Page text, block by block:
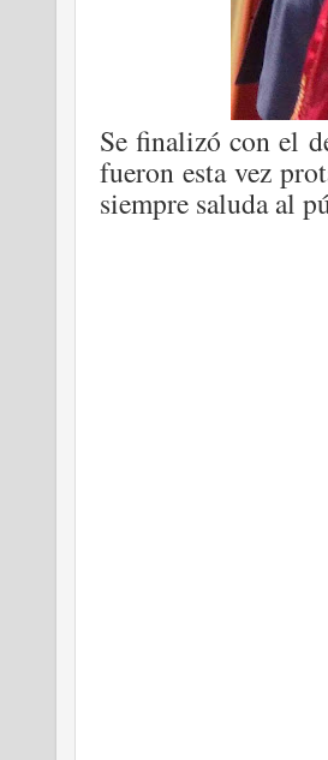
Se finalizó con el
fueron esta vez
siempre saluda al